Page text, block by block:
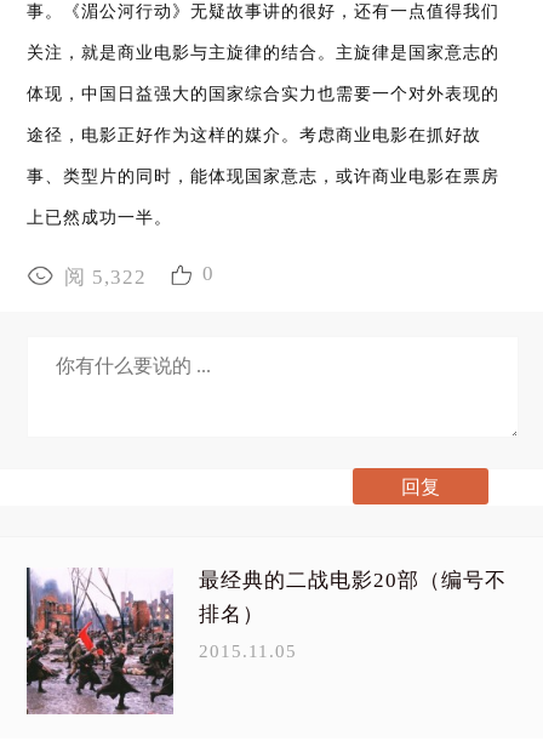
事。《湄公河行动》无疑故事讲的很好，还有一点值得我们
关注，就是商业电影与主旋律的结合。主旋律是国家意志的
体现，中国日益强大的国家综合实力也需要一个对外表现的
途径，电影正好作为这样的媒介。考虑商业电影在抓好故
事、类型片的同时，能体现国家意志，或许商业电影在票房
上已然成功一半。
阅 5,322 0
最经典的二战电影20部（编号不
排名）
2015.11.05